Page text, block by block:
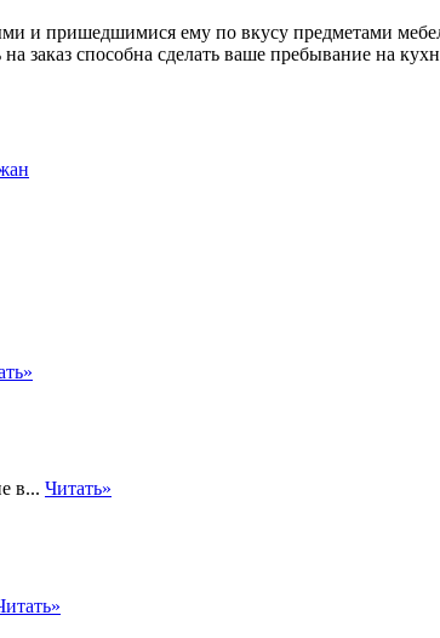
и пришедшимися ему по вкусу предметами
заказ способна сделать ваше пребывание на
в... Читать»